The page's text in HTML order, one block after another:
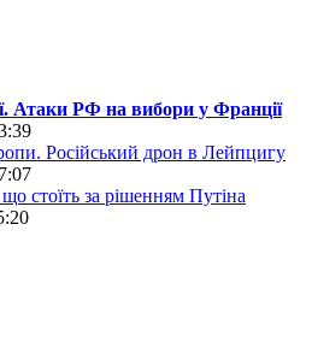
Атаки РФ на вибори у Франції
Російський дрон в Лейпцигу
стоїть за рішенням Путіна